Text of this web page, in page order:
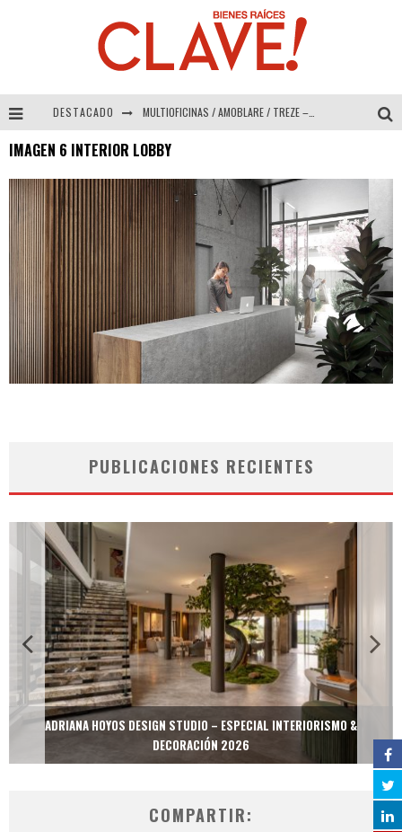
DESTACADO MULTIOFICINAS / AMOBLARE / TREZE – Especial Interiorismo & Decoración 2026
COLINEAL – Especial Interiorismo & Decoración 2026
ADRIANA HOYOS DESIGN STUDIO – Especial Interiorismo & Decoración 2026
IMAGEN 6 INTERIOR LOBBY
PUBLICACIONES RECIENTES
ADRIANA HOYOS DESIGN STUDIO – ESPECIAL INTERIORISMO &
DECORACIÓN 2026
COMPARTIR: